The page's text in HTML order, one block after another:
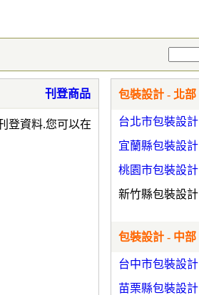
登資料.您可以在
刊登商品 包裝設計 - 北部
台北市包裝設計
宜蘭縣包裝設計
桃園市包裝設計
新竹縣包裝設計
包裝設計 - 中部
台中市包裝設計
苗栗縣包裝設計